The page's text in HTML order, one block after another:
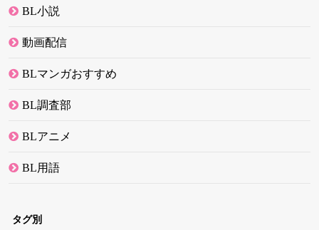
BL小説
動画配信
BLマンガおすすめ
BL調査部
BLアニメ
BL用語
タグ別